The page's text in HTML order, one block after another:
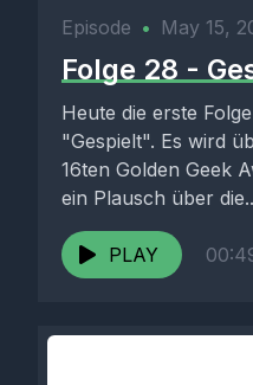
Episode • May 15,
Folge 28 -
Heute die erste
"Gespielt". Es wird
16ten Golden Geek
ein Plausch über
PLAY